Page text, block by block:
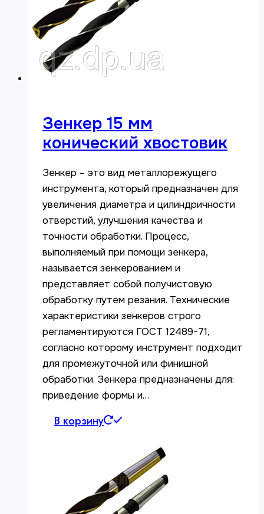
Зенкер 15 мм
конический хвостовик
Зенкер – это вид металлорежущего
инструмента, который предназначен для
увеличения диаметра и цилиндричности
отверстий, улучшения качества и
точности обработки. Процесс,
выполняемый при помощи зенкера,
называется зенкерованием и
представляет собой получистовую
обработку путем резания. Технические
характеристики зенкеров строго
регламентируются ГОСТ 12489-71,
согласно которому инструмент подходит
для промежуточной или финишной
обработки. Зенкера предназначены для:
приведение формы и…
В корзину